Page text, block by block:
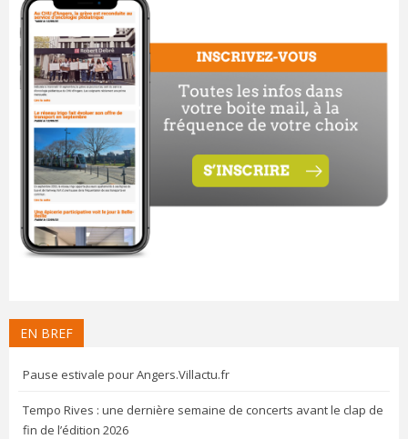
EN BREF
Pause estivale pour Angers.Villactu.fr
Tempo Rives : une dernière semaine de concerts avant le clap de
fin de l’édition 2026